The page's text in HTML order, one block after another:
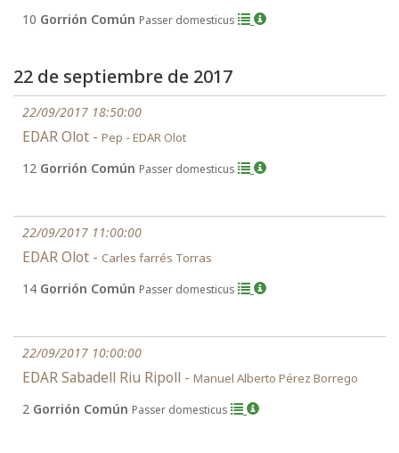
10 Gorrión Común Passer domesticus
22 de septiembre de 2017
22/09/2017 18:50:00
EDAR Olot - Pep - EDAR Olot
12 Gorrión Común Passer domesticus
22/09/2017 11:00:00
EDAR Olot - Carles farrés Torras
14 Gorrión Común Passer domesticus
22/09/2017 10:00:00
EDAR Sabadell Riu Ripoll - Manuel Alberto Pérez Borrego
2 Gorrión Común Passer domesticus